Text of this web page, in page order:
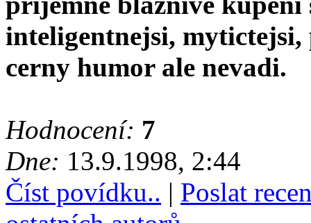
inteligentnejsi,
cerny humor ale nevadi.
Hodnocení: 7
Dne: 13.9.1998, 2:44
Číst povídku.. | Poslat